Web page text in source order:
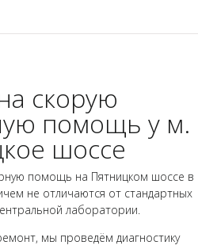
скорую
помощь у м.
шоссе
помощь на Пятницком шоссе в
не отличаются от стандартных
лаборатории.
мы проведём диагностику